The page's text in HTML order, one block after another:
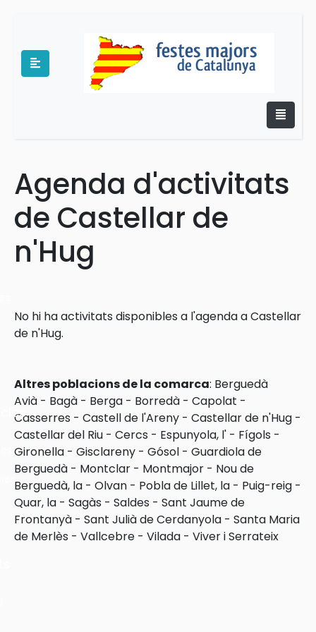
Agenda d'activitats
de Castellar de
n'Hug
No hi ha activitats disponibles a l'agenda a Castellar
de n'Hug.
Altres poblacions de la comarca: Berguedà
Avià - Bagà - Berga - Borredà - Capolat -
Casserres - Castell de l'Areny - Castellar de n'Hug -
Castellar del Riu - Cercs - Espunyola, l' - Fígols -
Gironella - Gisclareny - Gósol - Guardiola de
Berguedà - Montclar - Montmajor - Nou de
Berguedà, la - Olvan - Pobla de Lillet, la - Puig-reig -
Quar, la - Sagàs - Saldes - Sant Jaume de
Frontanyà - Sant Julià de Cerdanyola - Santa Maria
de Merlès - Vallcebre - Vilada - Viver i Serrateix